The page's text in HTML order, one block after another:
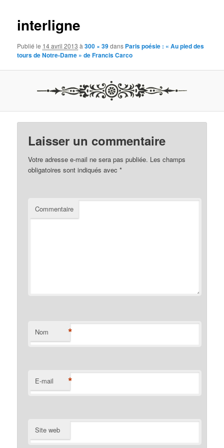
interligne
Publié le 14 avril 2013 à300 × 39dans Paris poésie : « Au pied des
tours de Notre-Dame » de Francis Carco
Laisser un commentaire
Votre adresse e-mail ne sera pas publiée. Les champs
obligatoires sont indiqués avec*
Commentaire
Nom *
E-mail *
Site web